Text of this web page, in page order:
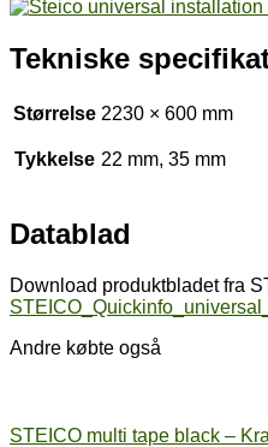
Tekniske
Størrelse 2230 × 600 mm
Tykkelse 22 mm, 35 mm
Datablad
Download produktbladet fra
Andre købte også
STEICO multi tape black –